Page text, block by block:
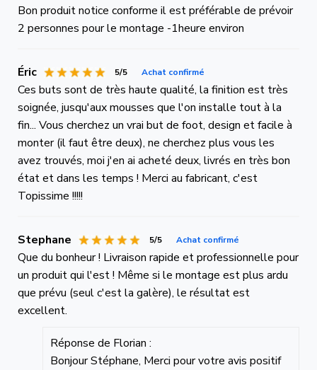
Bon produit notice conforme il est préférable de prévoir
2 personnes pour le montage -1heure environ
Éric 5/5 Achat confirmé
Ces buts sont de très haute qualité, la finition est très
soignée, jusqu'aux mousses que l'on installe tout à la
fin... Vous cherchez un vrai but de foot, design et facile à
monter (il faut être deux), ne cherchez plus vous les
avez trouvés, moi j'en ai acheté deux, livrés en très bon
état et dans les temps ! Merci au fabricant, c'est
Topissime !!!!!
Stephane 5/5 Achat confirmé
Que du bonheur ! Livraison rapide et professionnelle pour
un produit qui l'est ! Même si le montage est plus ardu
que prévu (seul c'est la galère), le résultat est
excellent.
Réponse de Florian :
Bonjour Stéphane, Merci pour votre avis positif